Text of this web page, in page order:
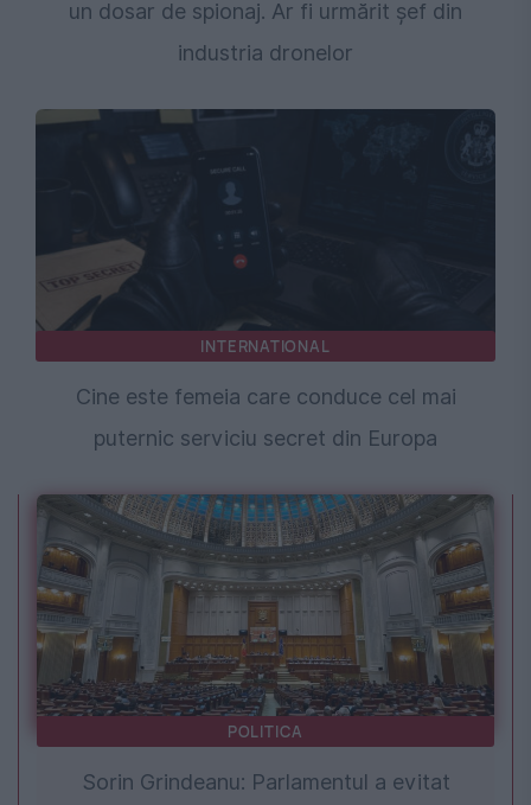
un dosar de spionaj. Ar fi urmărit șef din
industria dronelor
INTERNATIONAL
Cine este femeia care conduce cel mai
puternic serviciu secret din Europa
POLITICA
Sorin Grindeanu: Parlamentul a evitat